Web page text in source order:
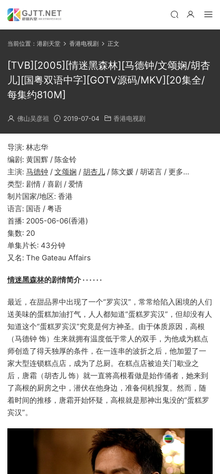
当前位置： 港剧天堂 香港电视剧 正文
[TVB][2005][情迷黑森林][马德钟/文颂娴/胡杏
儿][国粤双语中字][GOTV源码/MKV][20集全/
每集约810M]
佛山吴彦祖 2019-07-04 香港电视剧
导演: 林志华
编剧: 黄国辉 / 陈金铃
主演: 马德钟 / 文颂娴 / 胡杏儿 / 陈文媛 / 胡诺言 / 更多…
类型: 剧情 / 喜剧 / 爱情
制片国家/地区: 香港
语言: 国语 / 粤语
首播: 2005-06-06(香港)
集数: 20
单集片长: 43分钟
又名: The Gateau Affairs
情迷黑森林的剧情简介 · · · · · ·
最近，在甜品界中出现了一个“罗宾汉”，常常给陷入困境的人们
送美味的蛋糕加油打气，人人都知道“蛋糕罗宾汉”，但却没有人
知道这个“蛋糕罗宾汉”究竟是何方神圣。由于体质原因，高根
（马德钟 饰）生来就拥有温度低于常人的双手，为他成为糕点
师创造了得天独厚的条件，在一连串的波折之后，他加盟了一
家大型连锁糕点店，成为了总厨。在糕点店被迫关门歇业之
后，唐霜（胡杏儿 饰）就一直将高根看做是始作俑者，她来到
了高根的厨房之中，潜伏在他身边，准备伺机报复。然而，随
着时间的推移，唐霜开始怀疑，高根就是那神出鬼没的“蛋糕罗
宾汉”。